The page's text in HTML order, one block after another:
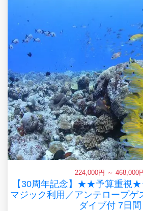
224,000円 ～ 468,000
【30周年記念】★★予算重視
マジック利用／アンテロープゲ
ダイブ付 7日間